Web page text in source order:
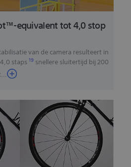
equivalent tot 4,0 stop
van de camera resulteert in
staps19 snellere sluitertijd bij 200
...